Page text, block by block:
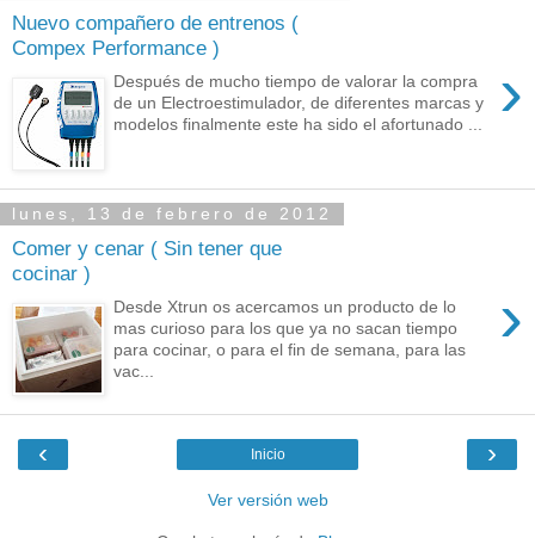
Nuevo compañero de entrenos (
Compex Performance )
›
Después de mucho tiempo de valorar la compra
de un Electroestimulador, de diferentes marcas y
modelos finalmente este ha sido el afortunado ...
lunes, 13 de febrero de 2012
Comer y cenar ( Sin tener que
cocinar )
›
Desde Xtrun os acercamos un producto de lo
mas curioso para los que ya no sacan tiempo
para cocinar, o para el fin de semana, para las
vac...
‹ ›
Inicio
Ver versión web